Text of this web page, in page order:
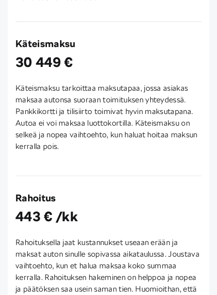
Käteismaksu
30 449 €
Käteismaksu tarkoittaa maksutapaa, jossa asiakas
maksaa autonsa suoraan toimituksen yhteydessä.
Pankkikortti ja tilisiirto toimivat hyvin maksutapana.
Autoa ei voi maksaa luottokortilla. Käteismaksu on
selkeä ja nopea vaihtoehto, kun haluat hoitaa maksun
kerralla pois.
Rahoitus
443 € /kk
Rahoituksella jaat kustannukset useaan erään ja
maksat auton sinulle sopivassa aikataulussa. Joustava
vaihtoehto, kun et halua maksaa koko summaa
kerralla. Rahoituksen hakeminen on helppoa ja nopea
ja päätöksen saa usein saman tien. Huomioithan, että